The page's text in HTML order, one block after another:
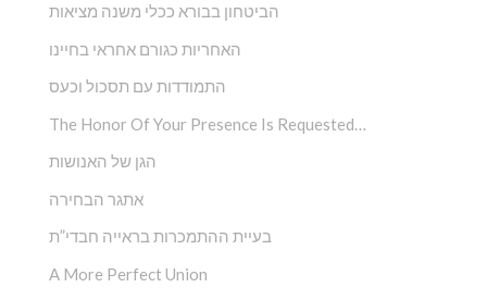
הביטחון בבורא ככלי משנה מציאות
האחריות כגורם אחראי בחיינו
התמודדות עם תסכול וכעס
The Honor Of Your Presence Is Requested…
הגן של האנושות
אתגר הבחירה
בעיית ההתמכרות בראייה חבדי”ת
A More Perfect Union